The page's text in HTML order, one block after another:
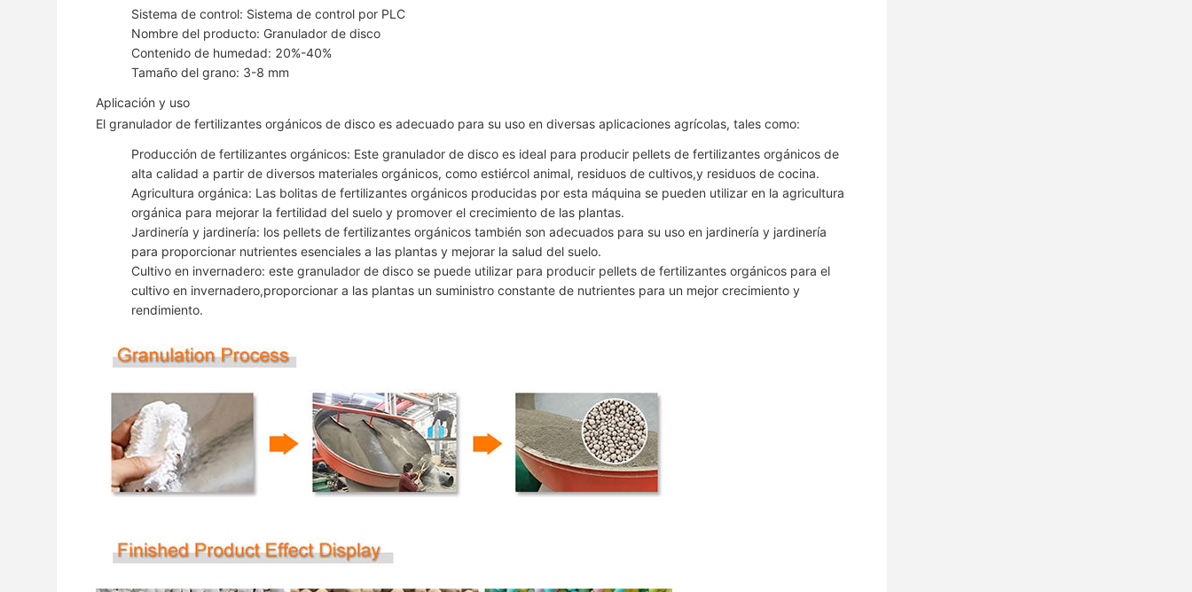
Sistema de control: Sistema de control por PLC
Nombre del producto: Granulador de disco
Contenido de humedad: 20%-40%
Tamaño del grano: 3-8 mm
Aplicación y uso
El granulador de fertilizantes orgánicos de disco es adecuado para su uso en diversas aplicaciones agrícolas, tales como:
Producción de fertilizantes orgánicos: Este granulador de disco es ideal para producir pellets de fertilizantes orgánicos de
alta calidad a partir de diversos materiales orgánicos, como estiércol animal, residuos de cultivos,y residuos de cocina.
Agricultura orgánica: Las bolitas de fertilizantes orgánicos producidas por esta máquina se pueden utilizar en la agricultura
orgánica para mejorar la fertilidad del suelo y promover el crecimiento de las plantas.
Jardinería y jardinería: los pellets de fertilizantes orgánicos también son adecuados para su uso en jardinería y jardinería
para proporcionar nutrientes esenciales a las plantas y mejorar la salud del suelo.
Cultivo en invernadero: este granulador de disco se puede utilizar para producir pellets de fertilizantes orgánicos para el
cultivo en invernadero,proporcionar a las plantas un suministro constante de nutrientes para un mejor crecimiento y
rendimiento.